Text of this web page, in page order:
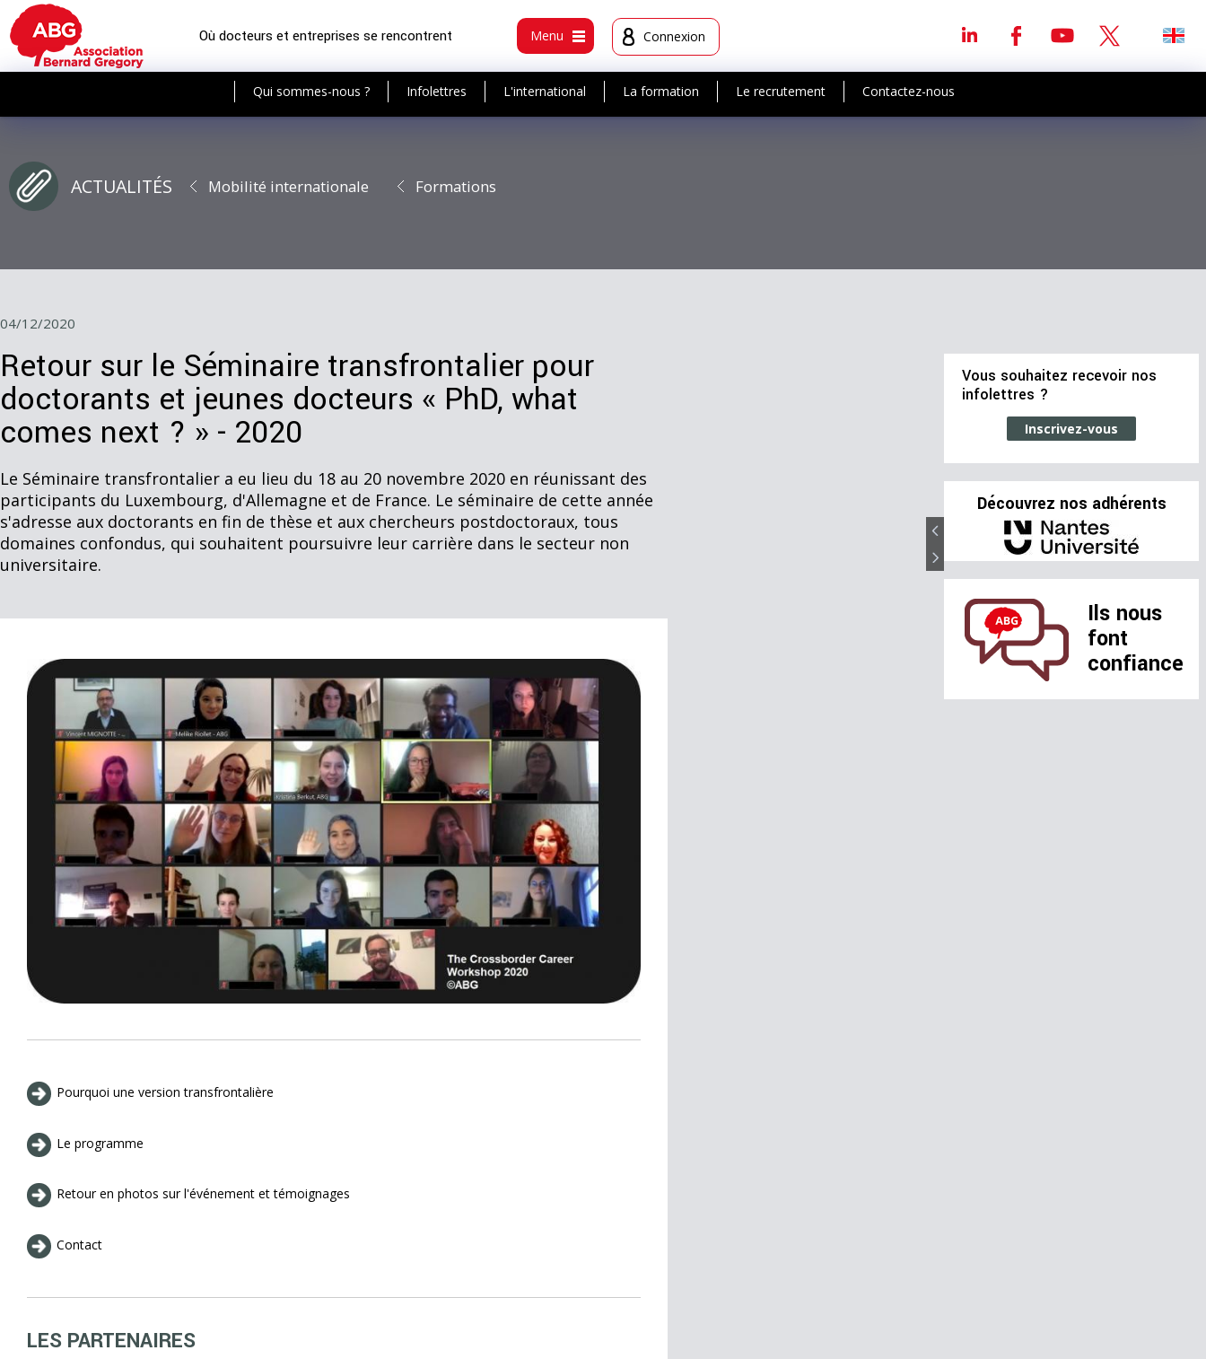
Où docteurs et entreprises se rencontrent Menu Connexion
Qui sommes-nous ? Infolettres L'international La formation Le recrutement Contactez-nous
ACTUALITÉS Mobilité internationale Formations
04/12/2020
Retour sur le Séminaire transfrontalier pour
doctorants et jeunes docteurs « PhD, what
comes next ? » - 2020
Le Séminaire transfrontalier a eu lieu du 18 au 20 novembre 2020 en réunissant des
participants du Luxembourg, d'Allemagne et de France. Le séminaire de cette année
s'adresse aux doctorants en fin de thèse et aux chercheurs postdoctoraux, tous
domaines confondus, qui souhaitent poursuivre leur carrière dans le secteur non
universitaire.
Pourquoi une version transfrontalière
Le programme
Retour en photos sur l'événement et témoignages
Contact
LES PARTENAIRES
Vous souhaitez recevoir nos
infolettres ?
Inscrivez-vous
Découvrez nos adhérents
Ils nous
font
confiance